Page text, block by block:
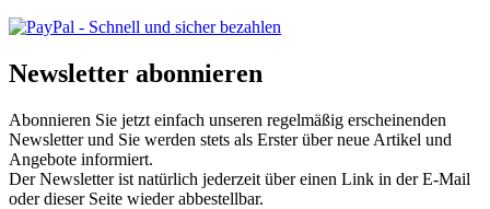
Newsletter abonnieren
Abonnieren Sie jetzt einfach unseren regelmäßig erscheinenden
Newsletter und Sie werden stets als Erster über neue Artikel und
Angebote informiert.
Der Newsletter ist natürlich jederzeit über einen Link in der E-Mail
oder dieser Seite wieder abbestellbar.